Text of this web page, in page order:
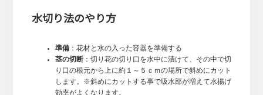
水切り法のやり方
準備：花材と水の入った容器を準備する
茎の切断：切り花の切り口を水中に漬けて、その中で切
り口の根元から上に約１～５ｃｍの場所で斜めにカット
します。※斜めにカットする事で吸水部が増えて水揚げ
効率がよくなります。